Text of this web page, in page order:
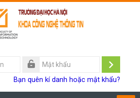
Đăng
Bạn quên kí danh hoặc mật khẩu?